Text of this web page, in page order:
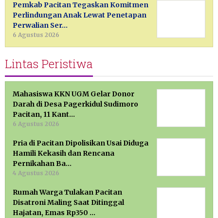
Pemkab Pacitan Tegaskan Komitmen
Perlindungan Anak Lewat Penetapan
Perwalian Ser…
6 Agustus 2026
Lintas Peristiwa
Mahasiswa KKN UGM Gelar Donor
Darah di Desa Pagerkidul Sudimoro
Pacitan, 11 Kant…
6 Agustus 2026
Pria di Pacitan Dipolisikan Usai Diduga
Hamili Kekasih dan Rencana
Pernikahan Ba…
4 Agustus 2026
Rumah Warga Tulakan Pacitan
Disatroni Maling Saat Ditinggal
Hajatan, Emas Rp350 …